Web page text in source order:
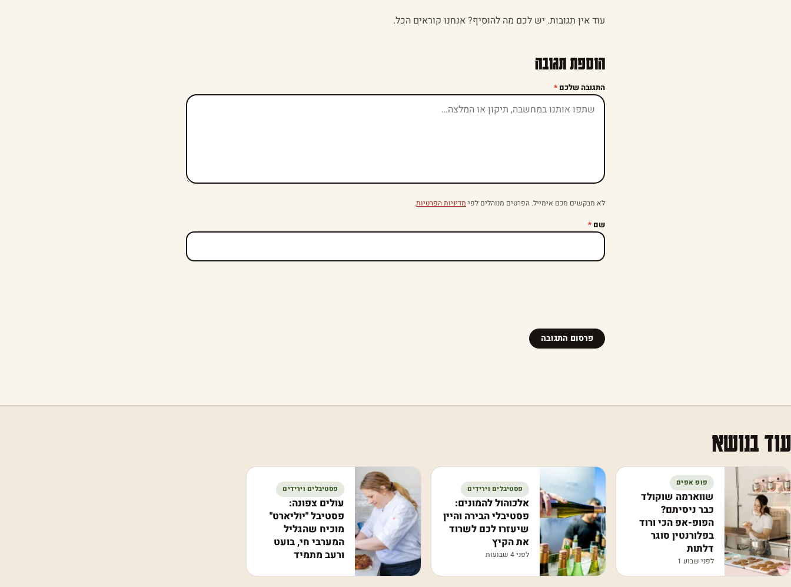
עוד אין תגובות. יש לכם מה להוסיף? אנחנו קוראים הכל.
הוספת תגובה
התגובה שלכם *
לא מבקשים מכם אימייל. הפרטים מנוהלים לפי מדיניות הפרטיות.
שם *
עוד בנושא
פופ אפים
שווארמה שוקולד
כבר ניסיתם?
הפופ-אפ הכי ורוד
בפלורנטין סוגר
דלתות
לפני שבוע 1
פסטיבלים וירידים
אלכוהול להמונים:
פסטיבלי הבירה והיין
שיעזרו לכם לשרוד
את הקיץ
לפני 4 שבועות
פסטיבלים וירידים
עולים צפונה:
פסטיבל "יוליארט"
מוכיח שהגליל
המערבי חי, בועט
ורעב מתמיד